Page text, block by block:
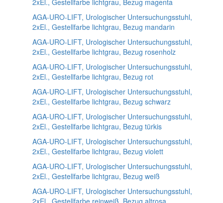
2xEl., Gestellfarbe lichtgrau, Bezug magenta
AGA-URO-LIFT, Urologischer Untersuchungsstuhl,
2xEl., Gestellfarbe lichtgrau, Bezug mandarin
AGA-URO-LIFT, Urologischer Untersuchungsstuhl,
2xEl., Gestellfarbe lichtgrau, Bezug rosenholz
AGA-URO-LIFT, Urologischer Untersuchungsstuhl,
2xEl., Gestellfarbe lichtgrau, Bezug rot
AGA-URO-LIFT, Urologischer Untersuchungsstuhl,
2xEl., Gestellfarbe lichtgrau, Bezug schwarz
AGA-URO-LIFT, Urologischer Untersuchungsstuhl,
2xEl., Gestellfarbe lichtgrau, Bezug türkis
AGA-URO-LIFT, Urologischer Untersuchungsstuhl,
2xEl., Gestellfarbe lichtgrau, Bezug violett
AGA-URO-LIFT, Urologischer Untersuchungsstuhl,
2xEl., Gestellfarbe lichtgrau, Bezug weiß
AGA-URO-LIFT, Urologischer Untersuchungsstuhl,
2xEl., Gestellfarbe reinweiß, Bezug altrosa